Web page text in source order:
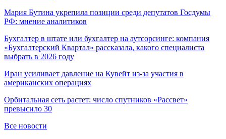
Мария Бутина укрепила позиции среди депутатов Госдумы
РФ: мнение аналитиков
Бухгалтер в штате или бухгалтер на аутсорсинге: компания
«Бухгалтерский Квартал» рассказала, какого специалиста
выбрать в 2026 году
Иран усиливает давление на Кувейт из-за участия в
американских операциях
Орбитальная сеть растет: число спутников «Рассвет»
превысило 30
Все новости